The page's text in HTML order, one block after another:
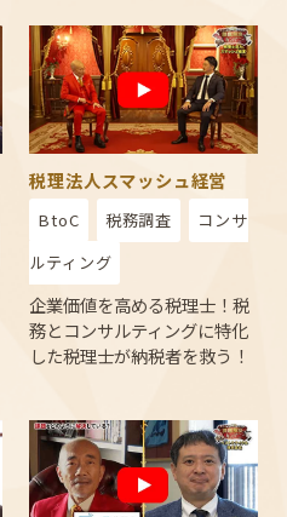
税理法人スマッシュ経営
BtoC 税務調査
コンサ
ルティング
企業価値を高める税理士！税
務とコンサルティングに特化
した税理士が納税者を救う！